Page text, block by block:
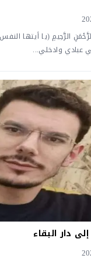
الرَّحِيمِ (يا أيتها
عبادي وادخلي...
دار البقاء